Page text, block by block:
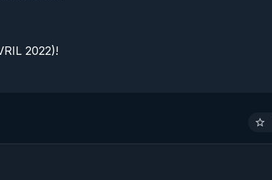
2022)!